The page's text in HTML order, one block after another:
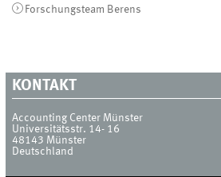
Forschungsteam Berens
KONTAKT
Accounting Center Münster
Universitätsstr. 14- 16
48143 Münster
Deutschland